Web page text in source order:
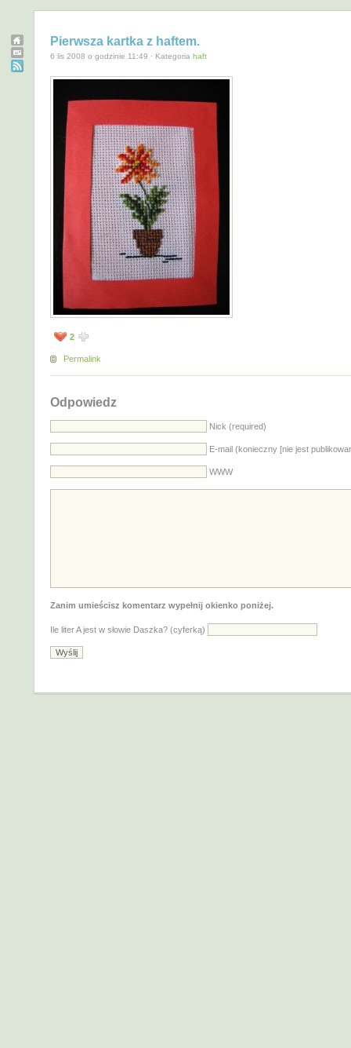
Pierwsza kartka z haftem.
6 lis 2008 o godzinie 11:49 · Kategoria haft
2
Permalink
Odpowiedz
Nick (required)
E-mail (konieczny [nie jest
WWW
Zanim umieścisz komentarz wypełnij okienko poniżej.
Ile liter A jest w słowie Daszka? (cyferką)